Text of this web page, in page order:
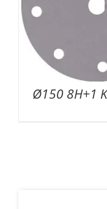
Ø150 8H+1